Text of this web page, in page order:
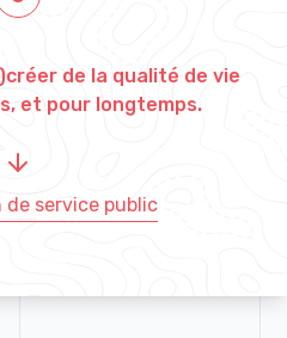
de la qualité de vie
et pour longtemps.
de service public